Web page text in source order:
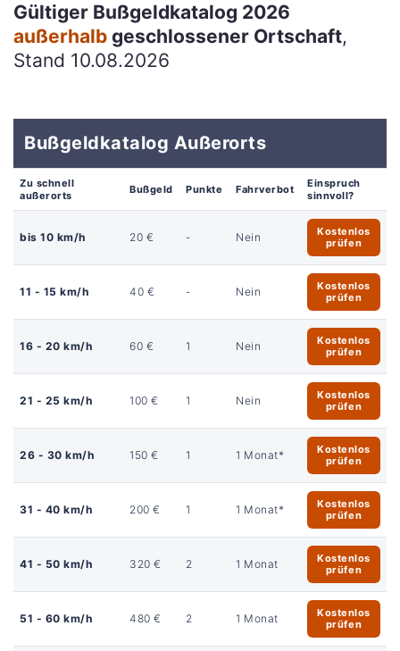
Gültiger Bußgeldkatalog 2026
außerhalb geschlossener Ortschaft,
Stand 10.08.2026
Bußgeldkatalog Außerorts
Zu schnell
außerorts
Bußgeld Punkte Fahrverbot
Einspruch
sinnvoll?
bis 10 km/h 20 € - Nein
Kostenlos
prüfen
11 - 15 km/h 40 € - Nein
Kostenlos
prüfen
16 - 20 km/h 60 € 1 Nein
Kostenlos
prüfen
21 - 25 km/h 100 € 1 Nein
Kostenlos
prüfen
26 - 30 km/h 150 € 1 1 Monat*
Kostenlos
prüfen
31 - 40 km/h 200 € 1 1 Monat*
Kostenlos
prüfen
41 - 50 km/h 320 € 2 1 Monat
Kostenlos
prüfen
51 - 60 km/h 480 € 2 1 Monat
Kostenlos
prüfen